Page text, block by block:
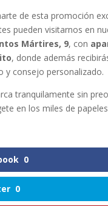
de esta promoción
pueden visitarnos en
Mártires, 9, con
, donde además
y consejo personalizado.
tranquilamente sin
en los miles de
0
0